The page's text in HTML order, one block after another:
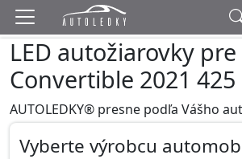
LED autožiarovky
Convertible 2021 425
AUTOLEDKY® presne podľa Vášho
Vyberte výrobcu